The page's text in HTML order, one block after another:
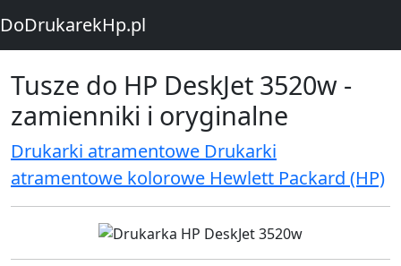
DoDrukarekHp.pl
Tusze do HP DeskJet 3520w -
zamienniki i oryginalne
Drukarki atramentowe Drukarki
atramentowe kolorowe Hewlett Packard (HP)